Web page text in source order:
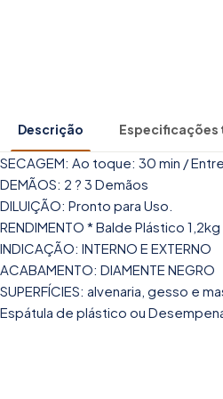
Descrição Especificações
SECAGEM: Ao toque: 30 min /
DEMÃOS: 2 ? 3 Demãos
DILUIÇÃO: Pronto para Uso.
RENDIMENTO * Balde Plástico
INDICAÇÃO: INTERNO E EXTERNO
ACABAMENTO: DIAMENTE NEGRO
SUPERFÍCIES: alvenaria, gesso e
Espátula de plástico ou